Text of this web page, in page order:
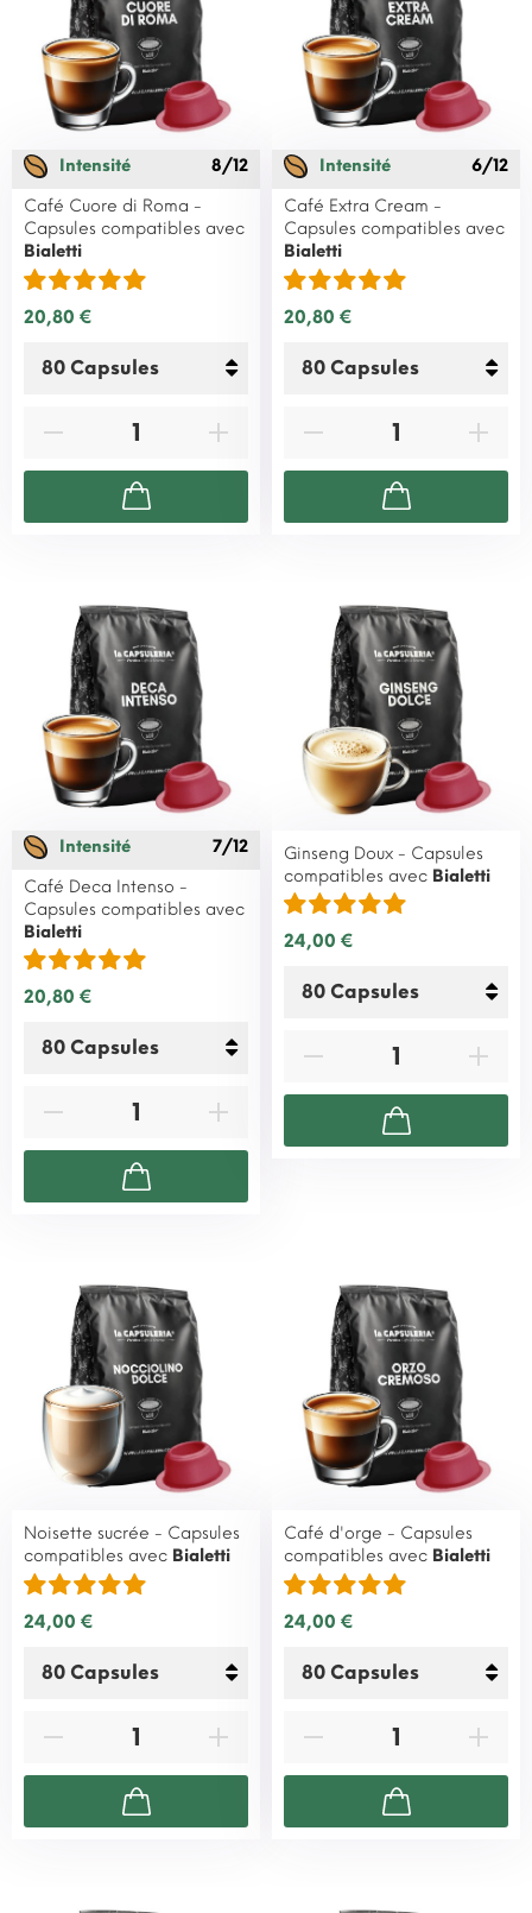
Intensité
8/12
Café Cuore di Roma -
Capsules compatibles avec
Bialetti
20,80 €
Intensité
6/12
Café Extra Cream -
Capsules compatibles avec
Bialetti
20,80 €
Intensité
7/12
Café Deca Intenso -
Capsules compatibles avec
Bialetti
20,80 €
Ginseng Doux - Capsules
compatibles avec Bialetti
24,00 €
Noisette sucrée - Capsules
compatibles avec Bialetti
24,00 €
Café d'orge - Capsules
compatibles avec Bialetti
24,00 €